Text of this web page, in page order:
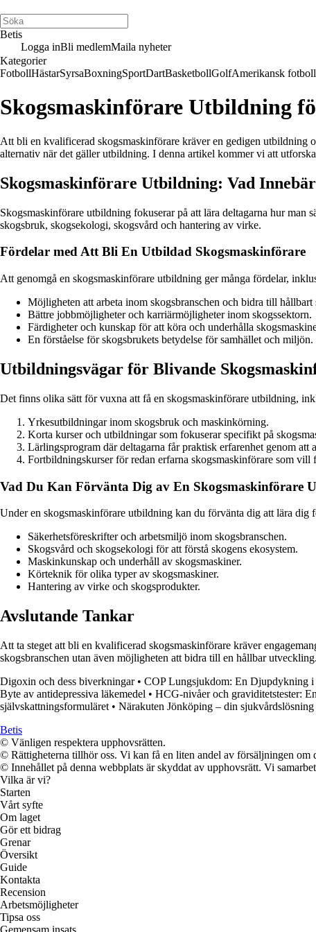
Betis
Logga inBli medlemMaila nyheter
Kategorier
FotbollHästarSyrsaBoxningSportDartBasketbollGolfAmerikansk fotboll
Skogsmaskinförare Utbildning
Att bli en kvalificerad skogsmaskinförare kräver en gedigen utbildning
alternativ när det gäller utbildning. I denna artikel kommer vi att
Skogsmaskinförare Utbildning: Vad
Skogsmaskinförare utbildning fokuserar på att lära deltagarna hur
skogsbruk, skogsekologi, skogsvård och hantering av virke.
Fördelar med Att Bli En Utbildad Skogsmaskinförare
Att genomgå en skogsmaskinförare utbildning ger många fördelar,
Möjligheten att arbeta inom skogsbranschen och bidra till hållbart
Bättre jobbmöjligheter och karriärmöjligheter inom skogssektorn.
Färdigheter och kunskap för att köra och underhålla
En förståelse för skogsbrukets betydelse för samhället och miljön.
Utbildningsvägar för Blivande
Det finns olika sätt för vuxna att få en skogsmaskinförare utbildning,
Yrkesutbildningar inom skogsbruk och maskinkörning.
Korta kurser och utbildningar som fokuserar specifikt på
Lärlingsprogram där deltagarna får praktisk erfarenhet genom att
Fortbildningskurser för redan erfarna skogsmaskinförare som vill
Vad Du Kan Förvänta Dig av En Skogsmaskinförare
Under en skogsmaskinförare utbildning kan du förvänta dig att lära dig
Säkerhetsföreskrifter och arbetsmiljö inom skogsbranschen.
Skogsvård och skogsekologi för att förstå skogens ekosystem.
Maskinkunskap och underhåll av skogsmaskiner.
Körteknik för olika typer av skogsmaskiner.
Hantering av virke och skogsprodukter.
Avslutande Tankar
Att ta steget att bli en kvalificerad skogsmaskinförare kräver
skogsbranschen utan även möjligheten att bidra till en hållbar utveckling.
Digoxin och dess biverkningar• COP Lungsjukdom: En Djupdykning
Byte av antidepressiva läkemedel • HCG-nivåer och graviditetstester:
självskattningsformuläret • Närakuten Jönköping – din sjukvårdslösning
Betis
© Vänligen respektera upphovsrätten.
© Rättigheterna tillhör oss. Vi kan få en liten andel av försäljningen om
© Innehållet på denna webbplats är skyddat av upphovsrätt. Vi
Vilka är vi?
Starten
Vårt syfte
Om laget
Gör ett bidrag
Grenar
Översikt
Guide
Kontakta
Recension
Arbetsmöjligheter
Tipsa oss